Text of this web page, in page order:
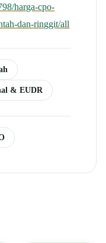
harga-cpo-
dan-ringgit/all
& EUDR